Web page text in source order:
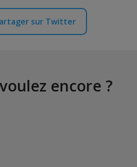
sur Twitter
encore ?